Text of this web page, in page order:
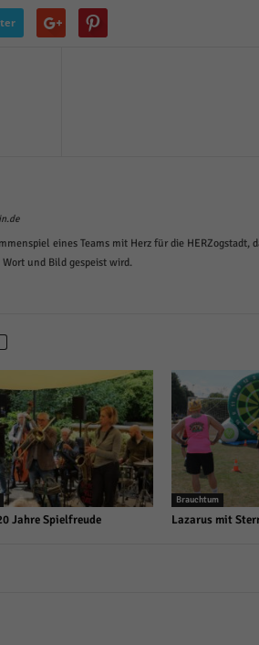
eines Teams mit Herz für die HERZogstadt,
und Bild gespeist wird.
Jahre Spielfreude
Brauchtum
Lazarus mit